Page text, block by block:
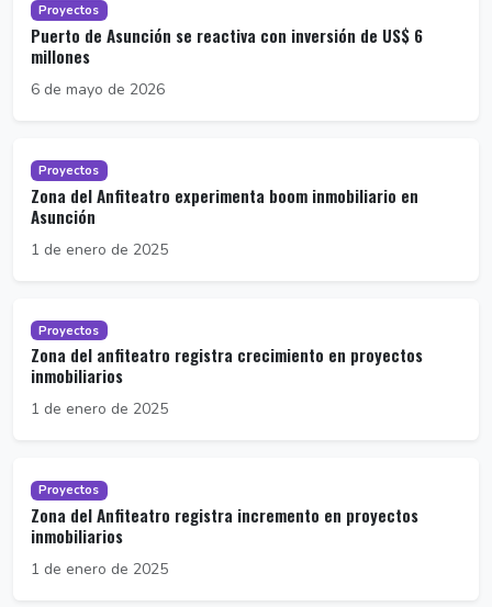
Proyectos
Puerto de Asunción se reactiva con inversión de US$ 6
millones
6 de mayo de 2026
Proyectos
Zona del Anfiteatro experimenta boom inmobiliario en
Asunción
1 de enero de 2025
Proyectos
Zona del anfiteatro registra crecimiento en proyectos
inmobiliarios
1 de enero de 2025
Proyectos
Zona del Anfiteatro registra incremento en proyectos
inmobiliarios
1 de enero de 2025